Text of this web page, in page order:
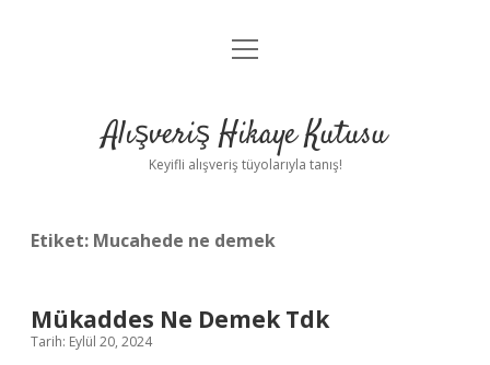
Anasayfa
Yasal Uyarı
menüyü
Alışveriş Hikaye Kutusu
Keyifli alışveriş tüyolarıyla tanış!
Etiket: Mucahede ne demek
Mükaddes Ne Demek Tdk
Tarih: Eylül 20, 2024